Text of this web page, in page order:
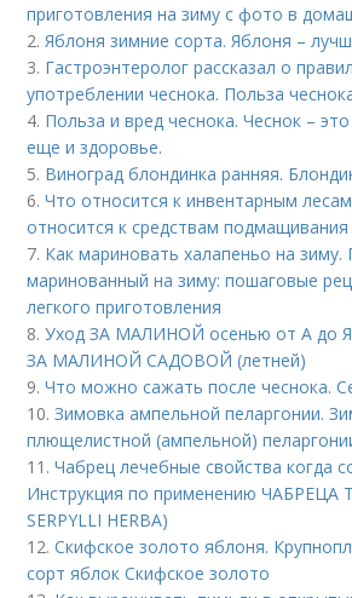
приготовления на зиму с фото в
2.Яблоня зимние сорта. Яблоня –
3. Гастроэнтеролог рассказал о
употреблении чеснока. Польза
4. Польза и вред чеснока. Чеснок –
еще и здоровье.
5. Виноград блондинка ранняя.
6.Что относится к инвентарным
относится к средствам подмащивания
7. Как мариновать халапеньо на зиму.
маринованный на зиму: пошаговые
легкого приготовления
8.Уход ЗА МАЛИНОЙ осенью от А до
ЗА МАЛИНОЙ САДОВОЙ (летней)
9.Что можно сажать после чеснока.
10.Зимовка ампельной пеларгонии.
плющелистной (ампельной)
11.Чабрец лечебные свойства когда
Инструкция по применению ЧАБРЕЦА
SERPYLLI HERBA)
12.Скифское золото яблоня.
сорт яблок Скифское золото